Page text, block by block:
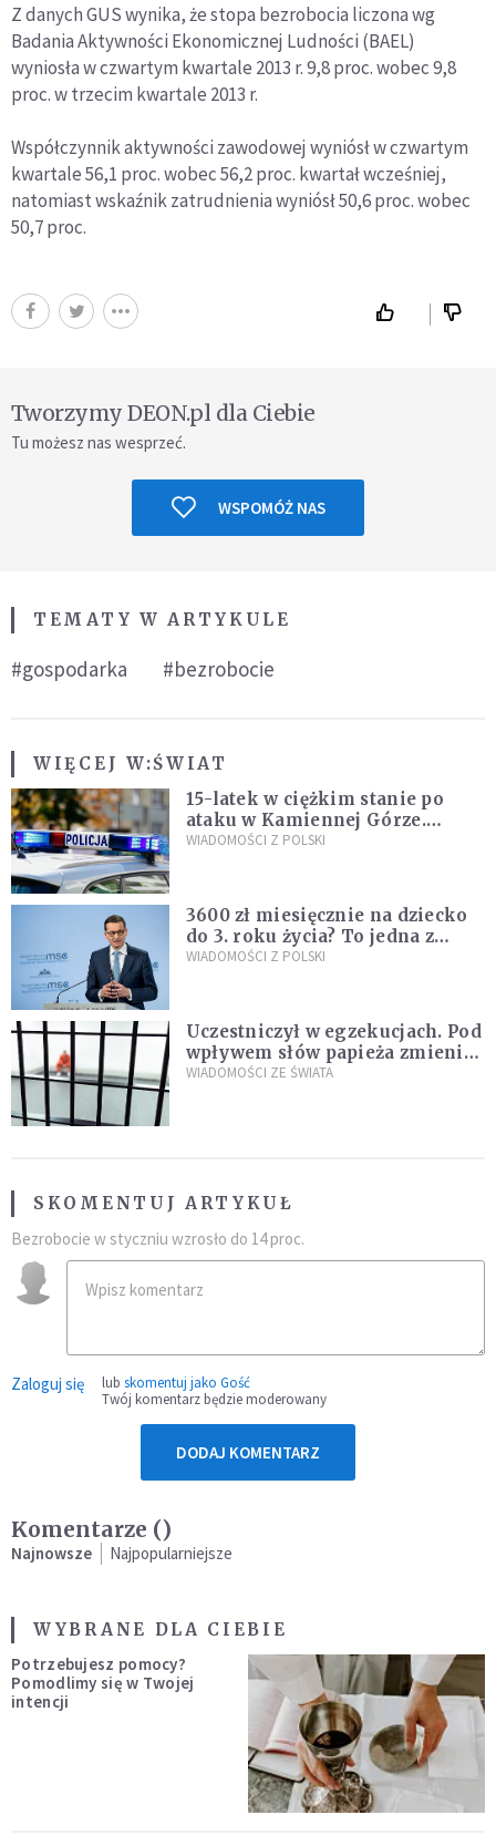
Z danych GUS wynika, że stopa bezrobocia liczona wg
Badania Aktywności Ekonomicznej Ludności (BAEL)
wyniosła w czwartym kwartale 2013 r. 9,8 proc. wobec 9,8
proc. w trzecim kwartale 2013 r.
Współczynnik aktywności zawodowej wyniósł w czwartym
kwartale 56,1 proc. wobec 56,2 proc. kwartał wcześniej,
natomiast wskaźnik zatrudnienia wyniósł 50,6 proc. wobec
50,7 proc.
Tworzymy DEON.pl dla Ciebie
Tu możesz nas wesprzeć.
WSPOMÓŻ NAS
TEMATY W ARTYKULE
#gospodarka #bezrobocie
WIĘCEJ W:ŚWIAT
15-latek w ciężkim stanie po
ataku w Kamiennej Górze.
Policja zatrzymała dwóch
WIADOMOŚCI Z POLSKI
3600 zł miesięcznie na dziecko
do 3. roku życia? To jedna z
propozycji programu "Rozwój
WIADOMOŚCI Z POLSKI
Uczestniczył w egzekucjach. Pod
wpływem słów papieża zmienił
zdanie
WIADOMOŚCI ZE ŚWIATA
SKOMENTUJ ARTYKUŁ
Bezrobocie w styczniu wzrosło do 14 proc.
Zaloguj się lub skomentuj jako Gość
Twój komentarz będzie moderowany
DODAJ KOMENTARZ
Komentarze ()
Najnowsze Najpopularniejsze
WYBRANE DLA CIEBIE
Potrzebujesz pomocy?
Pomodlimy się w Twojej
intencji